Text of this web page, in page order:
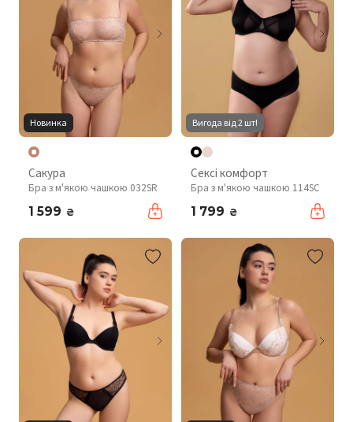
Новинка
Сакура
Бра з м'якою чашкою 032SR
1 599 ₴
Вигода від 2 шт!
Сексі комфорт
Бра з м'якою чашкою 114SC
1 799 ₴